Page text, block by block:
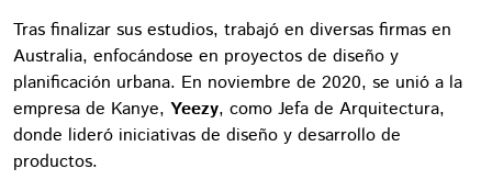
Tras finalizar sus estudios, trabajó en diversas firmas en
Australia, enfocándose en proyectos de diseño y
planificación urbana. En noviembre de 2020, se unió a la
empresa de Kanye, Yeezy, como Jefa de Arquitectura,
donde lideró iniciativas de diseño y desarrollo de
productos.